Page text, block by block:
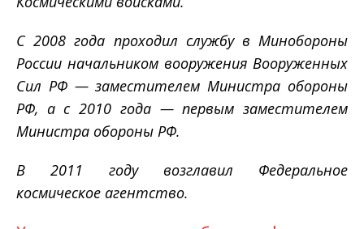
С 2008 года проходил службу в Минобороны
России начальником вооружения Вооруженных
Сил РФ — заместителем Министра обороны
РФ, а с 2010 года — первым заместителем
Министра обороны РФ.
В 2011 году возглавил Федеральное
космическое агентство.